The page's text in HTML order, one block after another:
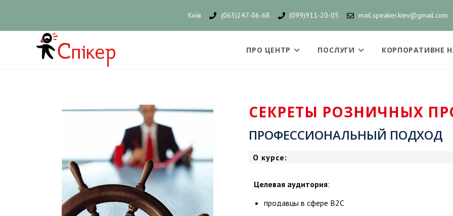
Київ (063)247-06-68 (099)911-20-05 mail.speaker.kiev@gmail.com
ПРО ЦЕНТР ПОСЛУГИ КОРПОРАТИВНЕ
СЕКРЕТЫ РОЗНИЧНЫХ
ПРОФЕССИОНАЛЬНЫЙ ПОДХОД
О курсе:
Целевая аудитория:
продавцы в сфере В2С